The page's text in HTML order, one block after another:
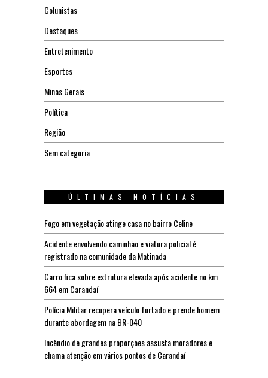
Colunistas
Destaques
Entretenimento
Esportes
Minas Gerais
Política
Região
Sem categoria
ÚLTIMAS NOTÍCIAS
Fogo em vegetação atinge casa no bairro Celine
Acidente envolvendo caminhão e viatura policial é
registrado na comunidade da Matinada
Carro fica sobre estrutura elevada após acidente no km
664 em Carandaí
Polícia Militar recupera veículo furtado e prende homem
durante abordagem na BR-040
Incêndio de grandes proporções assusta moradores e
chama atenção em vários pontos de Carandaí